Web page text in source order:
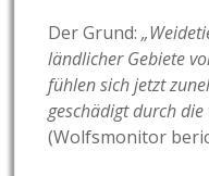
Der Grund:
ländlicher Gebiete
fühlen sich jetzt
geschädigt durch
(Wolfsmonitor